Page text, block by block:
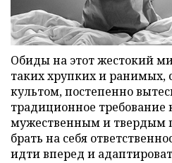
Обиды на этот жестокий
таких хрупких и ранимых,
культом, постепенно
традиционное требование
мужественным и твердым
брать на себя
идти вперед и